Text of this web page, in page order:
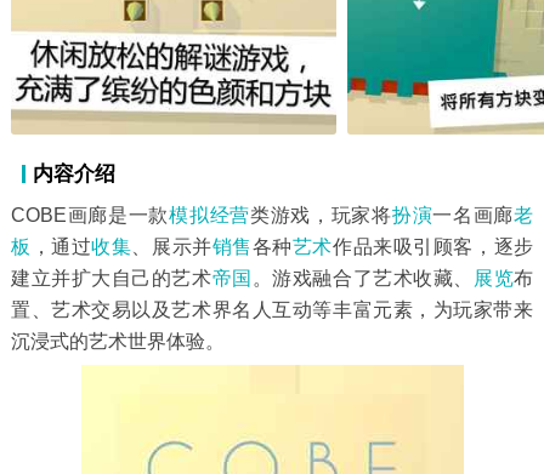
内容介绍
COBE画廊是一款模拟经营类游戏，玩家将扮演一名画廊老
板 ，通过收集 、展示并销售各种艺术作品来吸引顾客，逐步
建立并扩大自己的艺术帝国 。游戏融合了艺术收藏、 展览布
置、艺术交易以及艺术界名人互动等丰富元素，为玩家带来
沉浸式的艺术世界体验。